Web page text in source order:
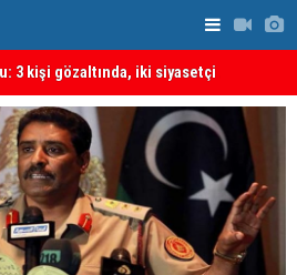
3 kişi gözaltında, iki siyasetçi